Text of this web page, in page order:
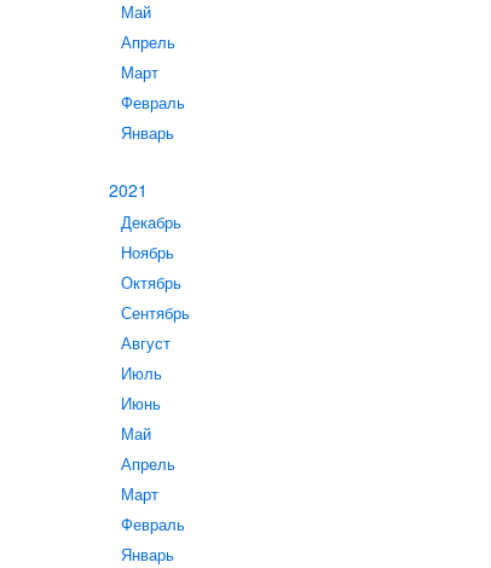
Май
Апрель
Март
Февраль
Январь
2021
Декабрь
Ноябрь
Октябрь
Сентябрь
Август
Июль
Июнь
Май
Апрель
Март
Февраль
Январь